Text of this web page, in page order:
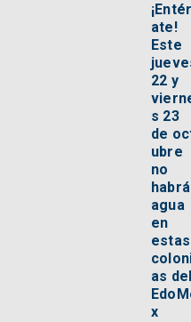
¡Entér
ate!
Este
22 y
s 23
de
ubre
no
habrá
agua
en
estas
as del
x